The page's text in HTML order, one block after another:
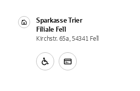
Sparkasse Trier
Filiale Fell
Kirchstr. 65a, 54341 Fell